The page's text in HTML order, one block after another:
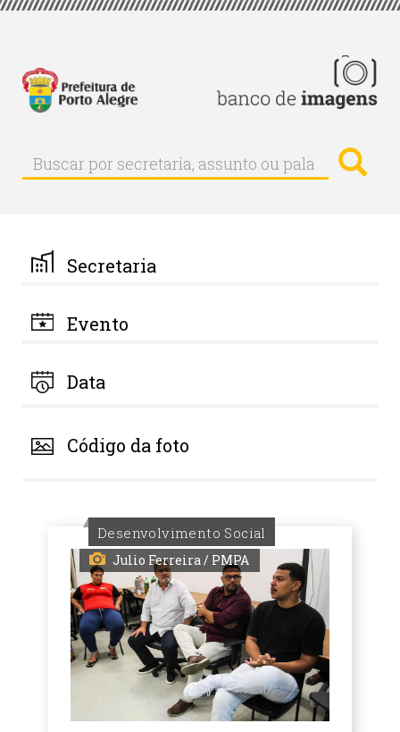
Pular
principal
Buscar
Buscar
por
palavra-
chave
Secretaria
Evento
Data
Código da foto
Desenvolvimento Social
Julio Ferreira / PMPA